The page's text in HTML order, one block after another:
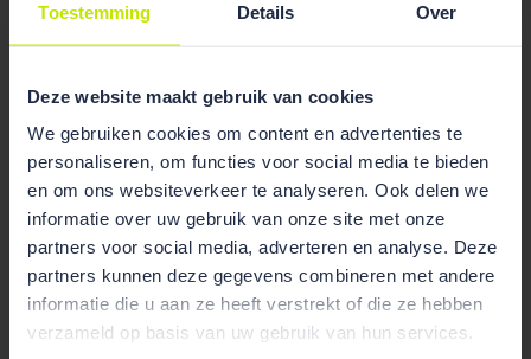
Toestemming Details Over
Deze website maakt gebruik van cookies
We gebruiken cookies om content en advertenties te
personaliseren, om functies voor social media te bieden
en om ons websiteverkeer te analyseren. Ook delen we
informatie over uw gebruik van onze site met onze
partners voor social media, adverteren en analyse. Deze
partners kunnen deze gegevens combineren met andere
informatie die u aan ze heeft verstrekt of die ze hebben
verzameld op basis van uw gebruik van hun services.
een bestuurlijke boete” en dat de werknemers niet de
cautie had moeten worden verleend. Concreet heeft
aan het boetebesluit ten grondslag mogen worden
gelegd.
Toch slaagde het beroep van appellante, zij het om
redenen van geheel andere aard. De Afdeling
oordeelde namelijk dat niet kon worden vastgesteld
of het college conform haar handhavingsbeleid eerst
een schriftelijke waarschuwing had gegeven. Gelet
daarop kon het college geen boete opleggen op grond